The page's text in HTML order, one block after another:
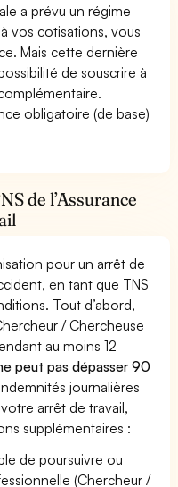
a prévu un régime
vos cotisations, vous
Mais cette dernière
de souscrire à
obligatoire (de base)
de l’Assurance
pour un arrêt de
en tant que TNS
Tout d’abord,
/ Chercheuse
au moins 12
peut pas dépasser 90
journalières
arrêt de travail,
supplémentaires :
de poursuivre ou
(Chercheur /